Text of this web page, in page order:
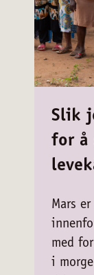
Slik
for å
Mars
med
i